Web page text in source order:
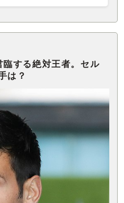
する絶対王者。セル
は？